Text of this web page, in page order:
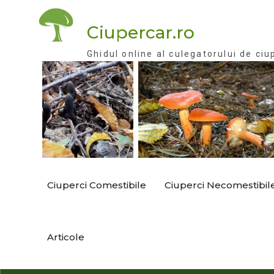
Ciupercar.ro
Ghidul online al culegatorului de
Ciuperci Comestibile Ciuperci
Articole